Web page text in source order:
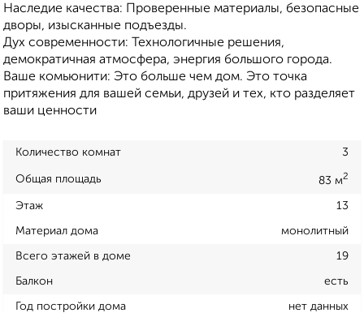
Наследие качества: Проверенные материалы, безопасные
дворы, изысканные подъезды.
Дух современности: Технологичные решения,
демократичная атмосфера, энергия большого города.
Ваше комьюнити: Это больше чем дом. Это точка
притяжения для вашей семьи, друзей и тех, кто разделяет
ваши ценности
Количество комнат 3
Общая площадь 83 м2
Этаж 13
Материал дома монолитный
Всего этажей в доме 19
Балкон есть
Год постройки дома нет данных